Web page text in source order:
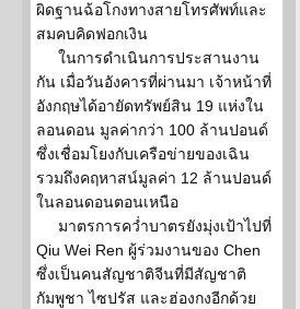
ผิดฐานฉ้อโกงทางสายโทรศัพท์และ
สมคบคิดฟอกเงิน
ในการดำเนินการประสานงาน
กัน เมื่อวันอังคารที่ผ่านมา เจ้าหน้าที่
อังกฤษได้อายัดทรัพย์สิน 19 แห่งใน
ลอนดอน มูลค่ากว่า 100 ล้านปอนด์
ซึ่งเชื่อมโยงกับเครือข่ายของเฉิน
รวมถึงคฤหาสน์มูลค่า 12 ล้านปอนด์
ในลอนดอนตอนเหนือ
มาตรการคว่ำบาตรยังมุ่งเป้าไปที่
Qiu Wei Ren ผู้ร่วมงานของ Chen
ซึ่งเป็นคนสัญชาติจีนที่มีสัญชาติ
กัมพูชา ไซปรัส และฮ่องกงอีกด้วย